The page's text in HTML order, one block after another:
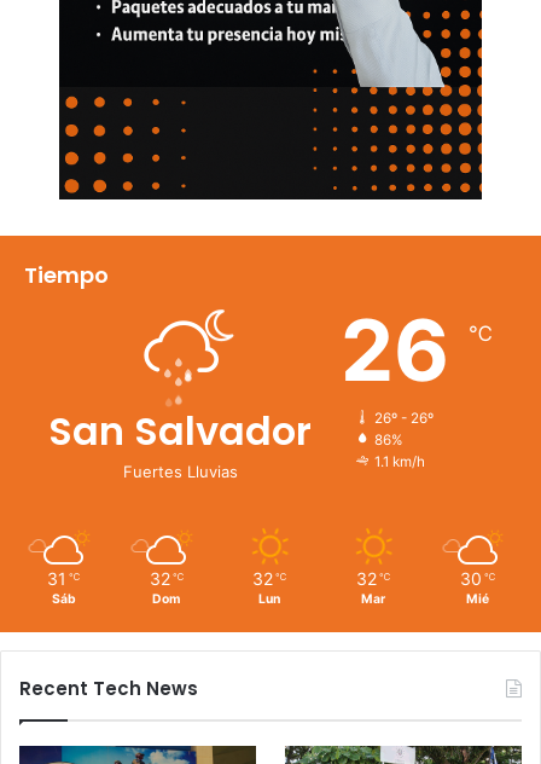
Tiempo
San Salvador
Fuertes Lluvias
26 ℃
26º - 26º
86%
1.1 km/h
31 ℃
Sáb
32 ℃
Dom
32 ℃
Lun
32 ℃
Mar
30 ℃
Mié
Recent Tech News